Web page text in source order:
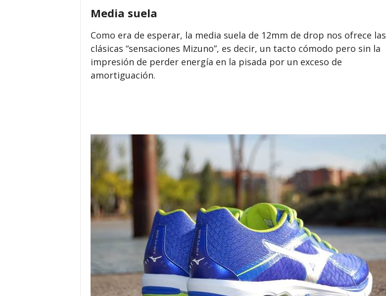
Media suela
Como era de esperar, la media suela de 12mm de drop nos ofrece las
clásicas “sensaciones Mizuno”, es decir, un tacto cómodo pero sin la
impresión de perder energía en la pisada por un exceso de
amortiguación.